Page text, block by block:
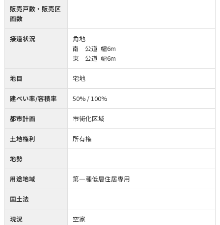
販売戸数・販売区
画数
接道状況
角地
南 公道 幅6m
東 公道 幅6m
地目 宅地
建ぺい率/容積率 50% / 100%
都市計画 市街化区域
土地権利 所有権
地勢
用途地域 第一種低層住居専用
国土法
現況 空家